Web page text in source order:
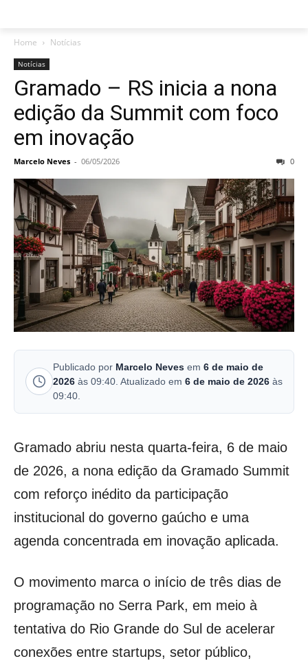
Home Notícias
Notícias
Gramado – RS inicia a nona
edição da Summit com foco
em inovação
Marcelo Neves - 06/05/2026 0
Publicado por Marcelo Neves em 6 de maio de
2026 às 09:40. Atualizado em 6 de maio de 2026 às
09:40.
Gramado abriu nesta quarta-feira, 6 de maio
de 2026, a nona edição da Gramado Summit
com reforço inédito da participação
institucional do governo gaúcho e uma
agenda concentrada em inovação aplicada.
O movimento marca o início de três dias de
programação no Serra Park, em meio à
tentativa do Rio Grande do Sul de acelerar
conexões entre startups, setor público,